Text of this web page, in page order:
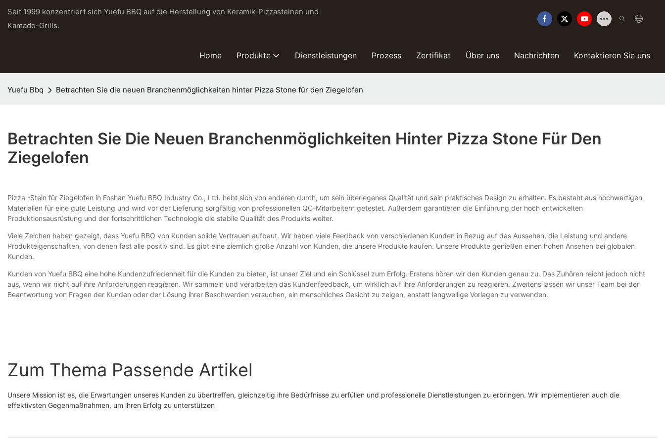
Seit 1999 konzentriert sich Yuefu BBQ auf die Herstellung von Keramik-Pizzasteinen und
Kamado-Grills.
Home Produkte Dienstleistungen Prozess Zertifikat Über uns Nachrichten Kontaktieren Sie uns
Yuefu Bbq Betrachten Sie die neuen Branchenmöglichkeiten hinter Pizza Stone für den Ziegelofen
Betrachten Sie Die Neuen Branchenmöglichkeiten Hinter Pizza Stone Für Den
Ziegelofen
Pizza -Stein für Ziegelofen in Foshan Yuefu BBQ Industry Co., Ltd. hebt sich von anderen durch, um sein überlegenes Qualität und sein praktisches Design zu erhalten. Es besteht aus hochwertigen
Materialien für eine gute Leistung und wird vor der Lieferung sorgfältig von professionellen QC-Mitarbeitern getestet. Außerdem garantieren die Einführung der hoch entwickelten
Produktionsausrüstung und der fortschrittlichen Technologie die stabile Qualität des Produkts weiter.
Viele Zeichen haben gezeigt, dass Yuefu BBQ von Kunden solide Vertrauen aufbaut. Wir haben viele Feedback von verschiedenen Kunden in Bezug auf das Aussehen, die Leistung und andere
Produkteigenschaften, von denen fast alle positiv sind. Es gibt eine ziemlich große Anzahl von Kunden, die unsere Produkte kaufen. Unsere Produkte genießen einen hohen Ansehen bei globalen
Kunden.
Kunden von Yuefu BBQ eine hohe Kundenzufriedenheit für die Kunden zu bieten, ist unser Ziel und ein Schlüssel zum Erfolg. Erstens hören wir den Kunden genau zu. Das Zuhören reicht jedoch nicht
aus, wenn wir nicht auf ihre Anforderungen reagieren. Wir sammeln und verarbeiten das Kundenfeedback, um wirklich auf ihre Anforderungen zu reagieren. Zweitens lassen wir unser Team bei der
Beantwortung von Fragen der Kunden oder der Lösung ihrer Beschwerden versuchen, ein menschliches Gesicht zu zeigen, anstatt langweilige Vorlagen zu verwenden.
Zum Thema Passende Artikel
Unsere Mission ist es, die Erwartungen unseres Kunden zu übertreffen, gleichzeitig ihre Bedürfnisse zu erfüllen und professionelle Dienstleistungen zu erbringen. Wir implementieren auch die
effektivsten Gegenmaßnahmen, um ihren Erfolg zu unterstützen